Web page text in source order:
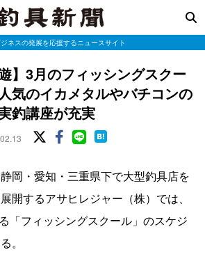
ネスの発展を応援するニュースサイト
】3月のフィッシングスクー
気のイカメタルやバチコンの
釣講座が充実
岡・愛知・三重県下で大型釣具店を
開するアサヒレジャー（株）では、
「フィッシングスクール」のスケジ
。